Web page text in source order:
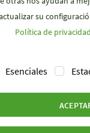
necesidades
su
Política de privacidad
Esenciales